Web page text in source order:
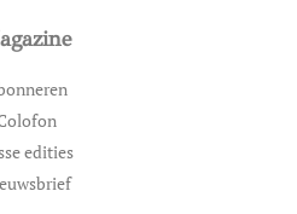
edities